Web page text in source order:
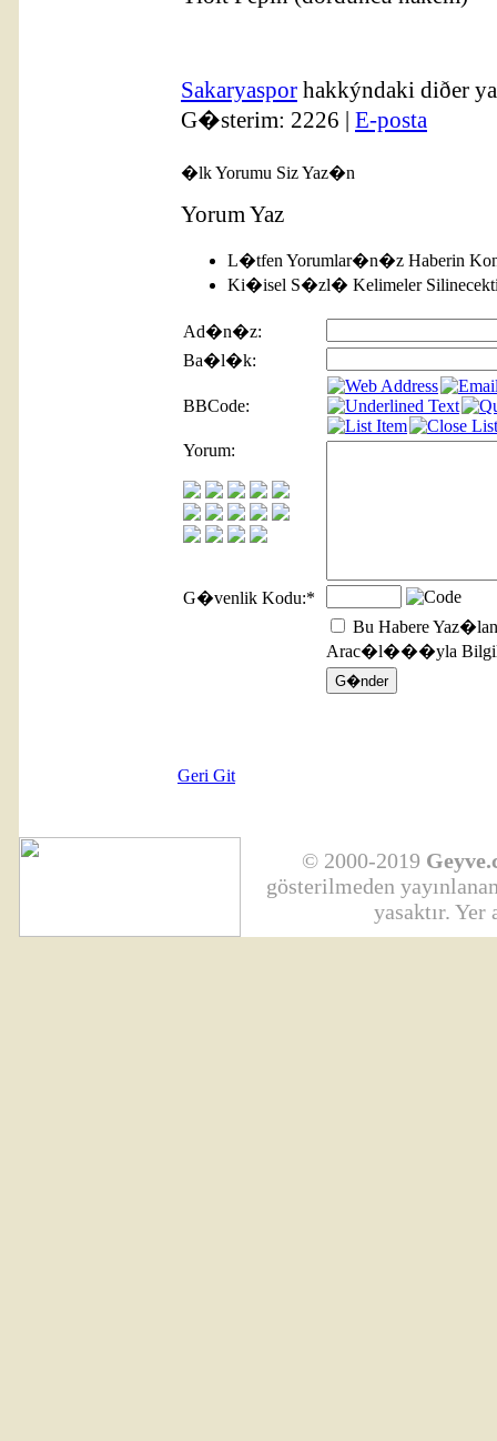
Sakaryaspor hakkýndaki diðer
G�sterim: 2226 | E-posta
�lk Yorumu Siz Yaz�n
Yorum Yaz
L�tfen Yorumlar�n�z Haberin
Ki�isel S�zl� Kelimeler
Ad�n�z:
Ba�l�k:
BBCode:
Yorum:
G�venlik Kodu:*
Bu Habere
Arac�l���yla
Geri Git
© 2000-2019
gösterilmeden
yasaktır.